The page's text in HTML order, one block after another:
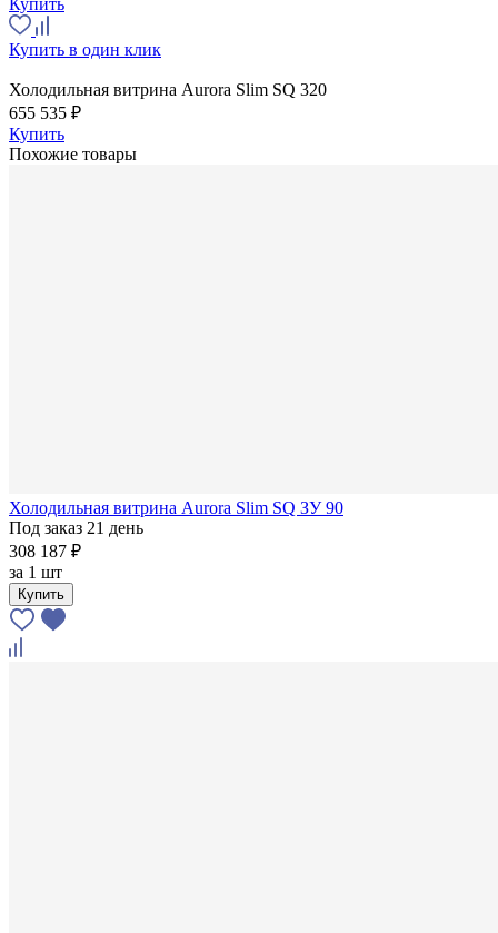
Купить в один клик
Холодильная витрина Aurora Slim SQ 320
655 535 ₽
Купить
Похожие товары
Холодильная витрина Aurora Slim SQ ЗУ 90
Под заказ 21 день
308 187 ₽
за 1 шт
Купить